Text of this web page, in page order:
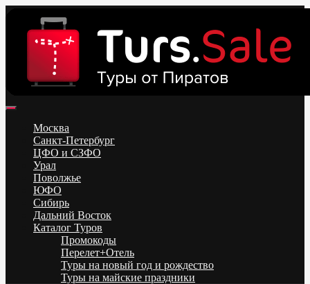
content
Низкие цены на путевки 3-7-10 ночей все включено, отдых на
море. Распродажа экскурсионных и горнолыжных туров.
Обновление каждый день. Официальный сайт Тур Сейл
Москва
Санкт-Петербург
ЦФО и СЗФО
Урал
Поволжье
ЮФО
Сибирь
Дальний Восток
Каталог Туров
Промокоды
Перелет+Отель
Туры на новый год и рождество
Туры на майские праздники